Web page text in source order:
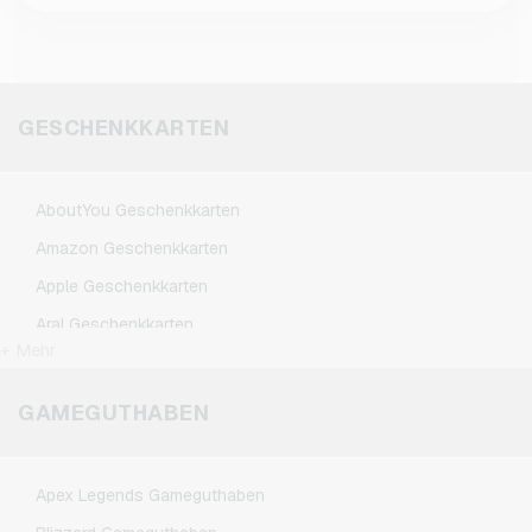
einzulösen.
GESCHENKKARTEN
AboutYou Geschenkkarten
Amazon Geschenkkarten
Apple Geschenkkarten
Aral Geschenkkarten
BestChoice Premium Geschenkkarten
GAMEGUTHABEN
Apex Legends Gameguthaben